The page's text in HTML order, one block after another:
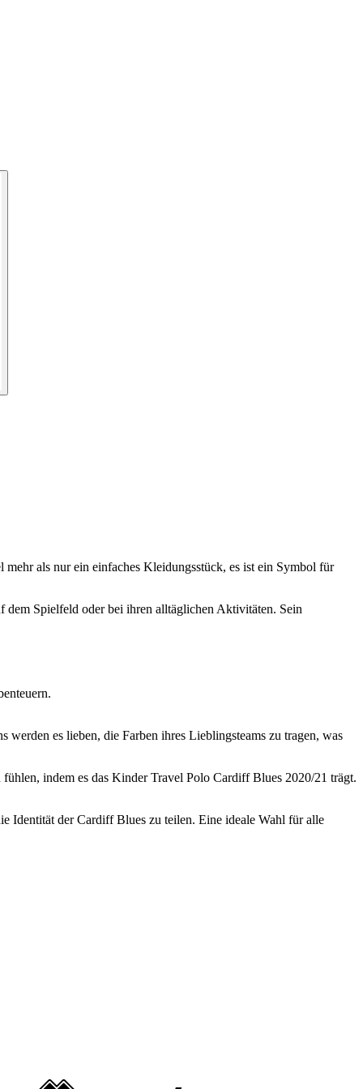
als nur ein einfaches Kleidungsstück, es ist ein Symbol für
dem Spielfeld oder bei ihren alltäglichen Aktivitäten. Sein
werden es lieben, die Farben ihres Lieblingsteams zu tragen, was
indem es das Kinder Travel Polo Cardiff Blues 2020/21 trägt.
Identität der Cardiff Blues zu teilen. Eine ideale Wahl für alle